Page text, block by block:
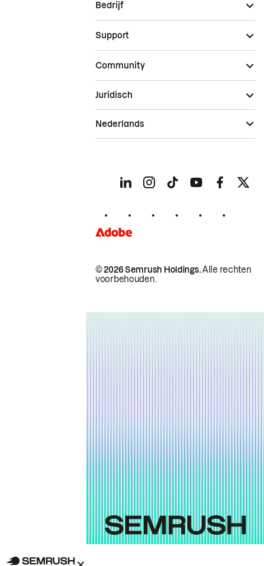
Bedrijf
Support
Community
© 2026 Semrush Holdings.Alle rechten
voorbehouden.
Juridisch
Nederlands